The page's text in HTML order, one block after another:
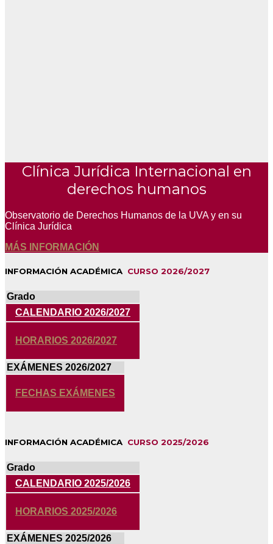
Clínica Jurídica Internacional en
derechos humanos
Observatorio de Derechos Humanos de la UVA y en su
Clínica Jurídica
MÁS INFORMACIÓN
INFORMACIÓN ACADÉMICA CURSO 2026/2027
Grado
CALENDARIO 2026/2027
HORARIOS 2026/2027
EXÁMENES 2026/2027
FECHAS EXÁMENES
INFORMACIÓN ACADÉMICA CURSO 2025/2026
Grado
CALENDARIO 2025/2026
HORARIOS 2025/2026
EXÁMENES 2025/2026